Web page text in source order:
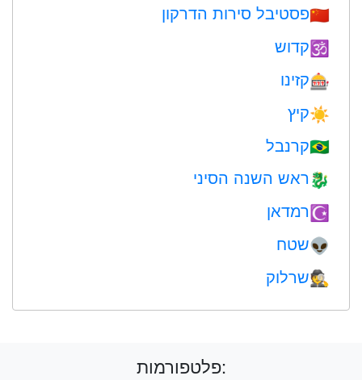
🇨🇳פסטיבל סירות הדרקון
🕉קדוש
🎰קזינו
☀️קיץ
🇧🇷קרנבל
🐉 ראש השנה הסיני
☪️ רמדאן
👽שטח
🕵️שרלוק
פלטפורמות: